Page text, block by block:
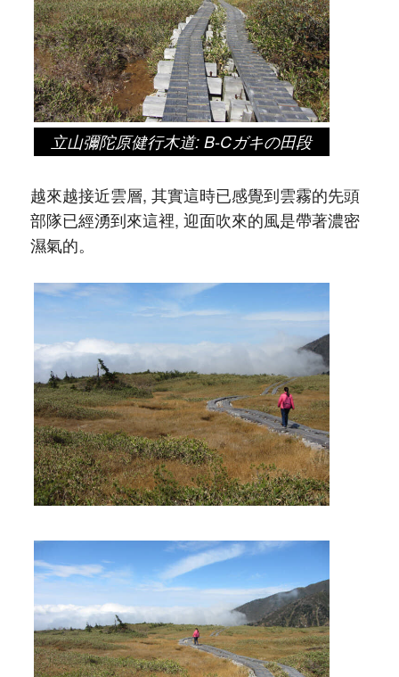
立山彌陀原健行木道: B-Cガキの田段
越來越接近雲層, 其實這時已感覺到雲霧的先頭
部隊已經湧到來這裡, 迎面吹來的風是帶著濃密
濕氣的。